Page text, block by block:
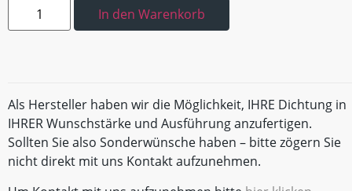
In den Warenkorb
Als Hersteller haben wir die Möglichkeit, IHRE Dichtung in
IHRER Wunschstärke und Ausführung anzufertigen.
Sollten Sie also Sonderwünsche haben – bitte zögern Sie
nicht direkt mit uns Kontakt aufzunehmen.